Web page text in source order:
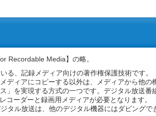
Recordable Media】の略。
る、記録メディア向けの著作権保護技術です。
ディアにコピーする以外は、メディアから他
」を実現する方式の一つです。デジタル放送番
コーダーと録画用メディアが必要となります。
タル放送は、他のデジタル機器にはダビング